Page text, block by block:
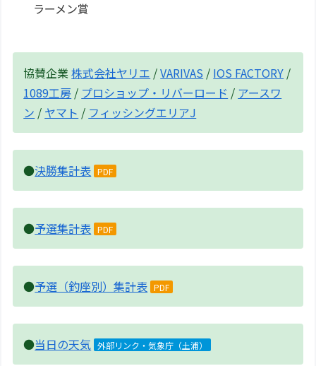
ラーメン賞
協賛企業株式会社ヤリエ /VARIVAS / IOS FACTORY /
1089工房 / プロショップ・リバーロード / アースワ
ン / ヤマト / フィッシングエリアJ
●決勝集計表 PDF
●予選集計表 PDF
●予選（釣座別）集計表 PDF
●当日の天気 外部リンク・気象庁（土浦）